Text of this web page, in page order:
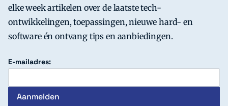
elke week artikelen over de laatste tech-
ontwikkelingen, toepassingen, nieuwe hard- en
software én ontvang tips en aanbiedingen.
E-mailadres: